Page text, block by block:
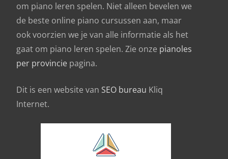
om piano leren spelen. Niet alleen bevelen we
de beste online piano cursussen aan, maar
ook voorzien we je van alle informatie als het
gaat om piano leren spelen. Zie onze pianoles
per provincie pagina.
Dit is een website van SEO bureau Kliq
Internet.